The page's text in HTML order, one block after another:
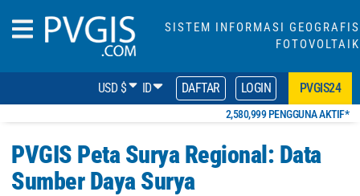
SISTEM INFORMASI GEOGRAFIS
FOTOVOLTAIK
USD $ ID DAFTAR LOGIN PVGIS24
2,580,999 PENGGUNA AKTIF*
PVGIS Peta Surya Regional: Data
Sumber Daya Surya